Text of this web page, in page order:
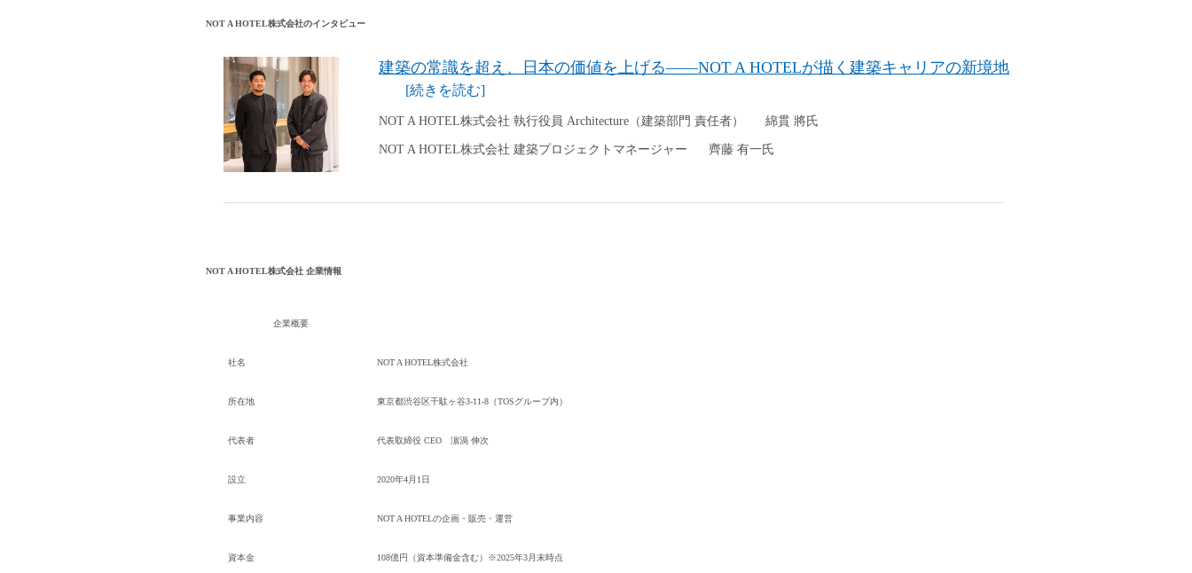
求人検索・転職事例
サービス（人材・ホテル・旅行・教育）
消費財（食品・アパレル・トイレタリー）
NOT A HOTEL株式会社のインタビュー
建築の常識を超え、日本の価値を上げる――NOT A HOTELが描く建築キャリアの新境地
[続きを読む]
NOT A HOTEL株式会社 執行役員 Architecture（建築部門 責任者） 綿貫 將氏
NOT A HOTEL株式会社 建築プロジェクトマネージャー 齊藤 有一氏
NOT A HOTEL株式会社 企業情報
企業概要
社名 NOT A HOTEL株式会社
所在地 東京都渋谷区千駄ヶ谷3-11-8（TOSグループ内）
代表者 代表取締役 CEO 濵渦 伸次
設立 2020年4月1日
事業内容 NOT A HOTELの企画・販売・運営
資本金 108億円（資本準備金含む）※2025年3月末時点
メール認証は当社サービスを利用される方が登録されたメールアドレスがご本人のもので受信可能であることを確認するための仕組みで